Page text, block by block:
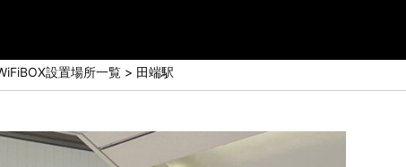
)
設置場所一覧 田端駅